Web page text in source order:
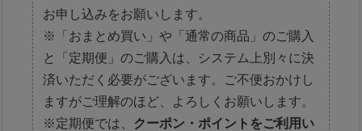
お申し込みをお願いします。
※「おまとめ買い」や「通常の商品」のご購入
と「定期便」のご購入は、システム上別々に決
済いただく必要がございます。ご不便おかけし
ますがご理解のほど、よろしくお願いします。
※定期便では、 クーポン・ポイントをご利用い